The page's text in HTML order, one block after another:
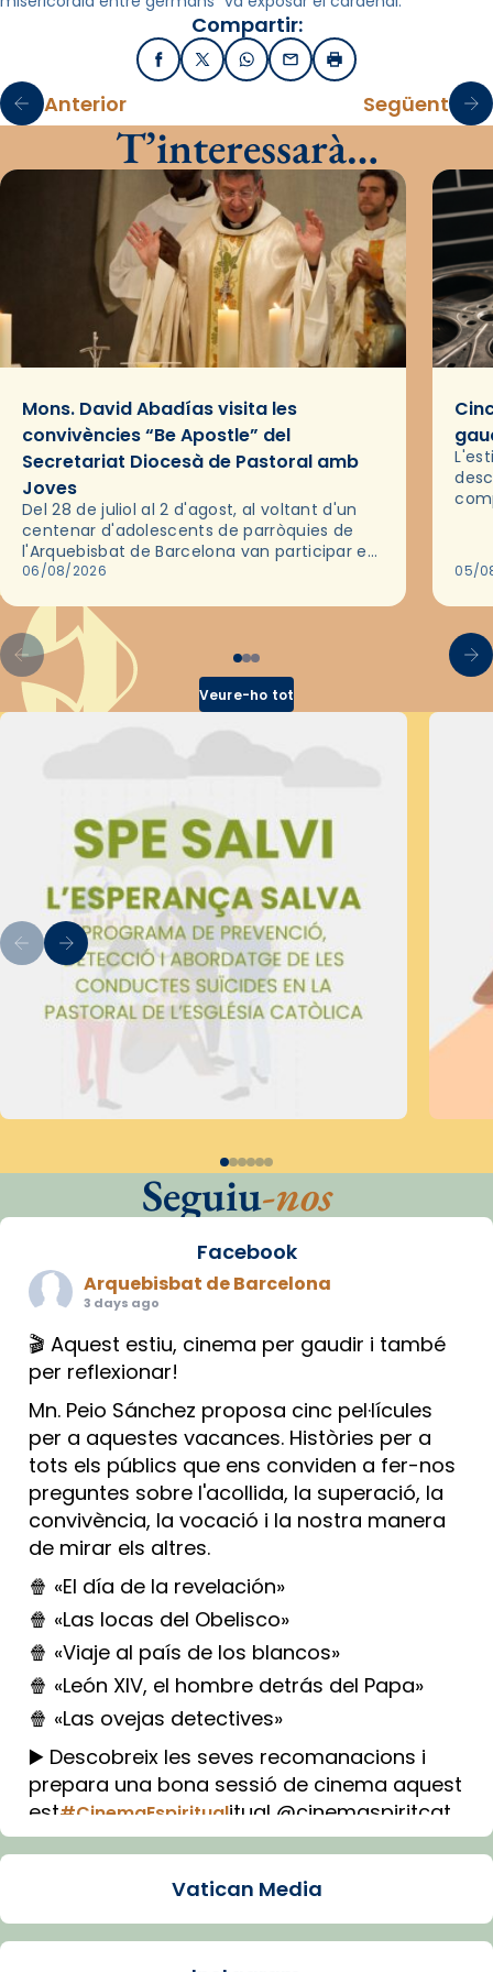
Compartir:
FacebookX / TwitterWhatsApp
EmailImprimir
Anterior Següent
T’interessarà…
Mons. David Abadías visita les
convivències “Be Apostle” del
Secretariat Diocesà de Pastoral amb
Joves
Del 28 de juliol al 2 d'agost, al voltant d'un
centenar d'adolescents de parròquies de
l'Arquebisbat de Barcelona van participar en
les convivències Be Apostle, organitzades
06/08/2026 05/
Veure-ho tot
Seguiu-nos
Facebook
Arquebisbat de Barcelona
3 days ago
🎬 Aquest estiu, cinema per gaudir i també
per reflexionar!
Mn. Peio Sánchez proposa cinc pel·lícules
per a aquestes vacances. Històries per a
tots els públics que ens conviden a fer-nos
preguntes sobre l'acollida, la superació, la
convivència, la vocació i la nostra manera
de mirar els altres.
🍿 «El día de la revelación»
🍿 «Las locas del Obelisco»
🍿 «Viaje al país de los blancos»
🍿 «León XIV, el hombre detrás del Papa»
🍿 «Las ovejas detectives»
▶️ Descobreix les seves recomanacions i
prepara una bona sessió de cinema aquest
est#CinemaEspiritualitual @cinemaspiritcat
Imatge: Generada amb IA (OpenAI)
Vatican Media